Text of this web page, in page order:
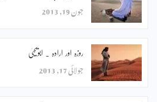
جون 19, 2013
روزہ اور ارادہ ۔ ابویحییٰ
جولائی 17, 2013